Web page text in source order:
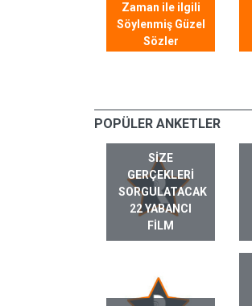
Zaman ile ilgili
Söylenmiş Güzel
Sözler
POPÜLER ANKETLER
SIZE
GERÇEKLERI
SORGULATACAK
22 YABANCI
FILM